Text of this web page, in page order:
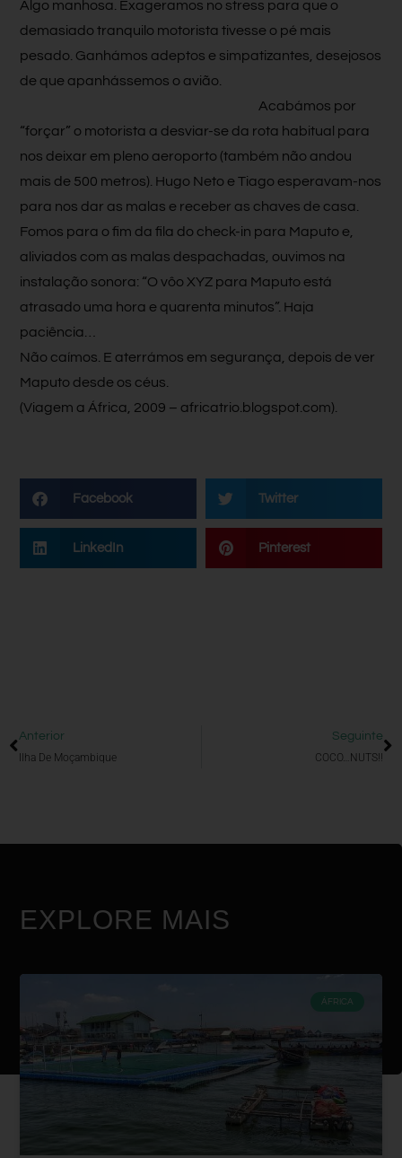
Algo manhosa. Exageramos no stress para que o
demasiado tranquilo motorista tivesse o pé mais
pesado. Ganhámos adeptos e simpatizantes, desejosos
de que apanhássemos o avião.
Acabámos por
“forçar” o motorista a desviar-se da rota habitual para
nos deixar em pleno aeroporto (também não andou
mais de 500 metros). Hugo Neto e Tiago esperavam-nos
para nos dar as malas e receber as chaves de casa.
Fomos para o fim da fila do check-in para Maputo e,
aliviados com as malas despachadas, ouvimos na
instalação sonora: “O vôo XYZ para Maputo está
atrasado uma hora e quarenta minutos”. Haja
paciência…
Não caímos. E aterrámos em segurança, depois de ver
Maputo desde os céus.
(Viagem a África, 2009 – africatrio.blogspot.com).
Facebook Twitter
LinkedIn Pinterest
Anterior
Ilha De Moçambique
Seguinte
COCO…NUTS!!
EXPLORE MAIS
ÁFRICA